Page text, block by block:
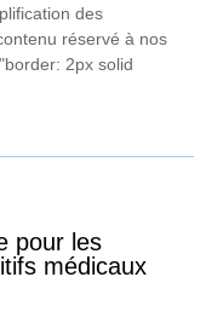
des
réservé à nos
2px solid
pour les
médicaux